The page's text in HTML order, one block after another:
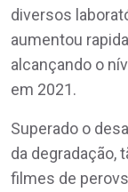
diversos
aumentou
alcançando o
em 2021.
Superado o
da degradação,
filmes de